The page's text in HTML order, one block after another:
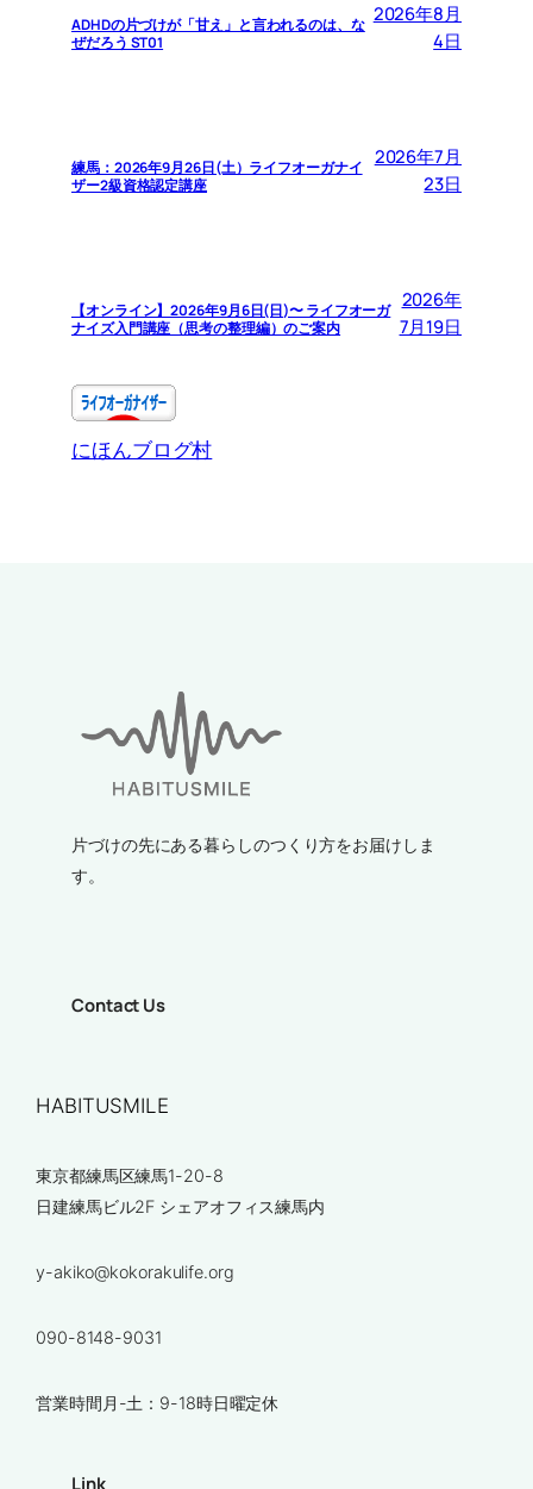
ADHDの片づけが「甘え」と言われるのは、な
ぜだろう ST01
2026年8月
4日
練馬：2026年9月26日(土）ライフオーガナイ
ザー2級資格認定講座
2026年7月
23日
【オンライン】2026年9月6日(日)〜 ライフオーガ
ナイズ入門講座（思考の整理編）のご案内
2026年
7月19日
にほんブログ村
片づけの先にある暮らしのつくり方をお届けしま
す。
Contact Us
HABITUSMILE
東京都練馬区練馬1-20-8
日建練馬ビル2F シェアオフィス練馬内
y-akiko@kokorakulife.org
090-8148-9031
営業時間月-土：9-18時日曜定休
Link